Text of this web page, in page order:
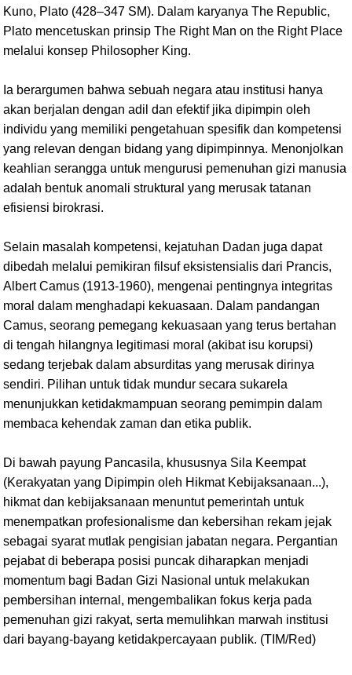
Kuno, Plato (428–347 SM). Dalam karyanya The Republic,
Plato mencetuskan prinsip The Right Man on the Right Place
melalui konsep Philosopher King.
Ia berargumen bahwa sebuah negara atau institusi hanya
akan berjalan dengan adil dan efektif jika dipimpin oleh
individu yang memiliki pengetahuan spesifik dan kompetensi
yang relevan dengan bidang yang dipimpinnya. Menonjolkan
keahlian serangga untuk mengurusi pemenuhan gizi manusia
adalah bentuk anomali struktural yang merusak tatanan
efisiensi birokrasi.
Selain masalah kompetensi, kejatuhan Dadan juga dapat
dibedah melalui pemikiran filsuf eksistensialis dari Prancis,
Albert Camus (1913-1960), mengenai pentingnya integritas
moral dalam menghadapi kekuasaan. Dalam pandangan
Camus, seorang pemegang kekuasaan yang terus bertahan
di tengah hilangnya legitimasi moral (akibat isu korupsi)
sedang terjebak dalam absurditas yang merusak dirinya
sendiri. Pilihan untuk tidak mundur secara sukarela
menunjukkan ketidakmampuan seorang pemimpin dalam
membaca kehendak zaman dan etika publik.
Di bawah payung Pancasila, khususnya Sila Keempat
(Kerakyatan yang Dipimpin oleh Hikmat Kebijaksanaan...),
hikmat dan kebijaksanaan menuntut pemerintah untuk
menempatkan profesionalisme dan kebersihan rekam jejak
sebagai syarat mutlak pengisian jabatan negara. Pergantian
pejabat di beberapa posisi puncak diharapkan menjadi
momentum bagi Badan Gizi Nasional untuk melakukan
pembersihan internal, mengembalikan fokus kerja pada
pemenuhan gizi rakyat, serta memulihkan marwah institusi
dari bayang-bayang ketidakpercayaan publik. (TIM/Red)